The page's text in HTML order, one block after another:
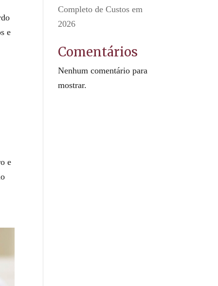
e
e
Completo de Custos em
2026
Comentários
Nenhum comentário para
mostrar.